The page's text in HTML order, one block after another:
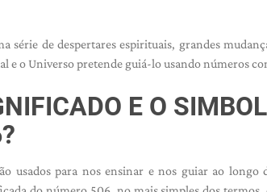
série de despertares espirituais, grandes
e o Universo pretende guiá-lo usando números
E O
usados ​​para nos ensinar e nos guiar ao longo